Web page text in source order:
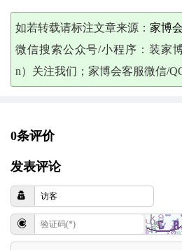
如若转载请标注文章来源： 家博
微信搜索公众号/小程序：装家
n）关注我们；家博会客服微信/
0条评价
发表评论